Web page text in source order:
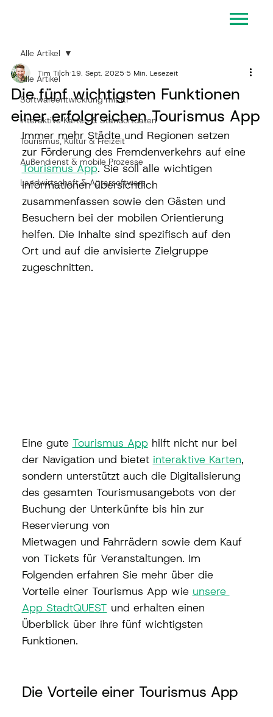
Alle Artikel
Softwareentwicklung mit KI
Interaktive Karten & Standortdaten
Tourismus, Kultur & Freizeit
Außendienst & mobile Prozesse
Landwirtschaft & Agrarsoftware
Alle Artikel
Die fünf wichtigsten Funktionen
einer erfolgreichen Tourismus App
Tim Tilch 19. Sept. 2025 5 Min. Lesezeit
Immer mehr Städte und Regionen setzen
zur Förderung des Fremdenverkehrs auf eine
Tourismus App. Sie soll alle wichtigen
Informationen übersichtlich
zusammenfassen sowie den Gästen und
Besuchern bei der mobilen Orientierung
helfen. Die Inhalte sind spezifisch auf den
Ort und auf die anvisierte Zielgruppe
zugeschnitten.
Eine gute Tourismus App hilft nicht nur bei
der Navigation und bietet interaktive Karten,
sondern unterstützt auch die Digitalisierung
des gesamten Tourismusangebots von der
Buchung der Unterkünfte bis hin zur
Reservierung von
Mietwagen und Fahrrädern sowie dem Kauf
von Tickets für Veranstaltungen. Im
Folgenden erfahren Sie mehr über die
Vorteile einer Tourismus App wie unsere
App StadtQUEST und erhalten einen
Überblick über ihre fünf wichtigsten
Funktionen.
Die Vorteile einer Tourismus App